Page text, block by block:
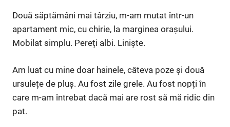
Două săptămâni mai târziu, m-am mutat într-un
apartament mic, cu chirie, la marginea orașului.
Mobilat simplu. Pereți albi. Liniște.
Am luat cu mine doar hainele, câteva poze și două
ursulețe de pluș. Au fost zile grele. Au fost nopți în
care m-am întrebat dacă mai are rost să mă ridic din
pat.